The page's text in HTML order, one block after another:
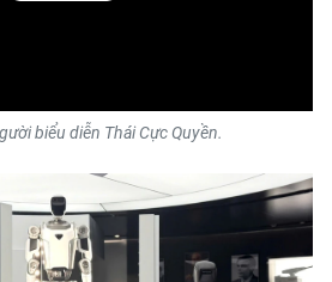
biểu diễn Thái Cực Quyền.